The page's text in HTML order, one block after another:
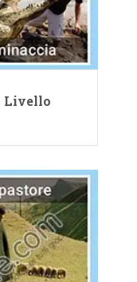
Livello